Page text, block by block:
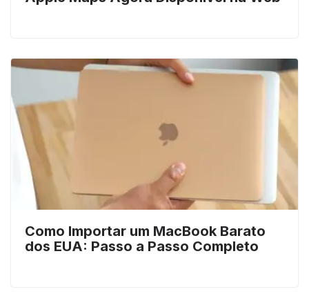
Como Importar um MacBook Barato
dos EUA: Passo a Passo Completo